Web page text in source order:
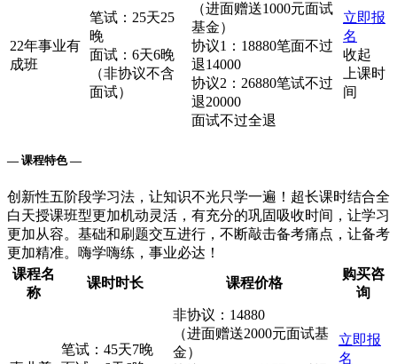
22年事业有
成班
笔试：25天25
晚
面试：6天6晚
（非协议不含
面试）
（进面赠送1000元面试
基金）
协议1：18880笔面不过
退14000
协议2：26880笔试不过
退20000
面试不过全退
立即报
名
收起
上课时
间
— 课程特色 —
创新性五阶段学习法，让知识不光只学一遍！超长课时结合全
白天授课班型更加机动灵活，有充分的巩固吸收时间，让学习
更加从容。基础和刷题交互进行，不断敲击备考痛点，让备考
更加精准。嗨学嗨练，事业必达！
课程名
称
课时时长 课程价格
购买咨
询
笔试：45天7晚
非协议：14880
（进面赠送2000元面试基
金）
立即报
名